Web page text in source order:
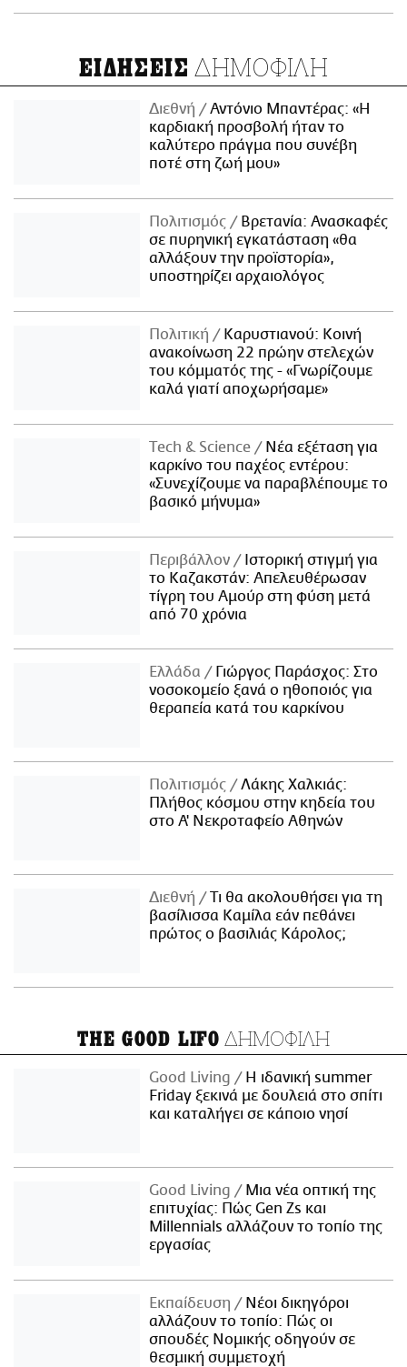
ΕΙΔΗΣΕΙΣ ΔΗΜΟΦΙΛΗ
Διεθνή
Αντόνιο Μπαντέρας: «Η
καρδιακή προσβολή ήταν το
καλύτερο πράγμα που συνέβη
ποτέ στη ζωή μου»
Πολιτισμός
Βρετανία: Ανασκαφές
σε πυρηνική εγκατάσταση «θα
αλλάξουν την προϊστορία»,
υποστηρίζει αρχαιολόγος
Πολιτική
Καρυστιανού: Κοινή
ανακοίνωση 22 πρώην στελεχών
του κόμματός της - «Γνωρίζουμε
καλά γιατί αποχωρήσαμε»
Τech & Science
Νέα εξέταση για
καρκίνο του παχέος εντέρου:
«Συνεχίζουμε να παραβλέπουμε το
βασικό μήνυμα»
Περιβάλλον
Ιστορική στιγμή για
το Καζακστάν: Απελευθέρωσαν
τίγρη του Αμούρ στη φύση μετά
από 70 χρόνια
Ελλάδα
Γιώργος Παράσχος: Στο
νοσοκομείο ξανά ο ηθοποιός για
θεραπεία κατά του καρκίνου
Πολιτισμός
Λάκης Χαλκιάς:
Πλήθος κόσμου στην κηδεία του
στο Α' Νεκροταφείο Αθηνών
Διεθνή
Τι θα ακολουθήσει για τη
βασίλισσα Καμίλα εάν πεθάνει
πρώτος ο βασιλιάς Κάρολος;
THE GOOD LIFO ΔΗΜΟΦΙΛΗ
Good Living
Η ιδανική summer
Friday ξεκινά με δουλειά στο σπίτι
και καταλήγει σε κάποιο νησί
Good Living
Μια νέα οπτική της
επιτυχίας: Πώς Gen Zs και
Millennials αλλάζουν το τοπίο της
εργασίας
Εκπαίδευση
Νέοι δικηγόροι
αλλάζουν το τοπίο: Πώς οι
σπουδές Νομικής οδηγούν σε
θεσμική συμμετοχή